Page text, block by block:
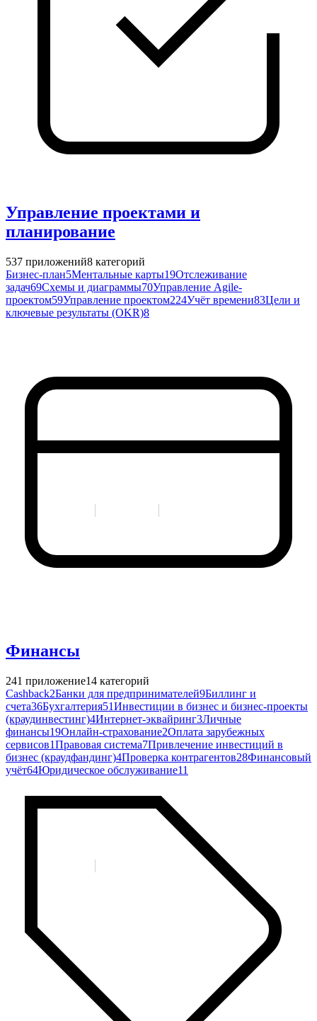
Управление проектами и
планирование
537 приложений8 категорий
Бизнес-план5Ментальные карты19Отслеживание
задач69Схемы и диаграммы70Управление Agile-
проектом59Управление проектом224Учёт времени83Цели и
ключевые результаты (OKR)8
Финансы
241 приложение14 категорий
Cashback2Банки для предпринимателей9Биллинг и
счета36Бухгалтерия51Инвестиции в бизнес и бизнес-проекты
(краудинвестинг)4Интернет-эквайринг3Личные
финансы19Онлайн-страхование2Оплата зарубежных
сервисов1Правовая система7Привлечение инвестиций в
бизнес (краудфандинг)4Проверка контрагентов28Финансовый
учёт64Юридическое обслуживание11